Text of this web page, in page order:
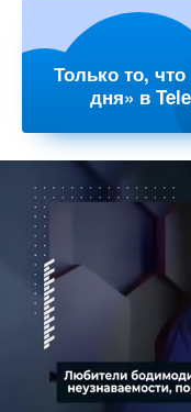
Только то,
дня» в